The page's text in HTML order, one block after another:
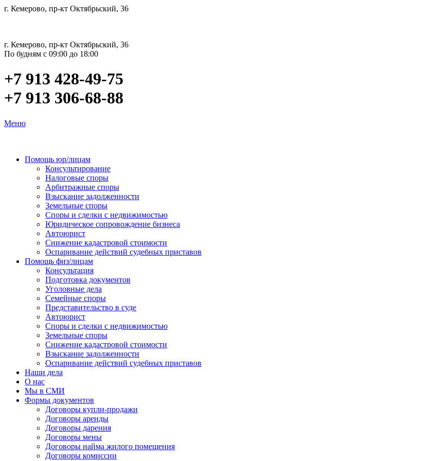
г. Кемерово, пр-кт Октябрьский, 36
г. Кемерово, пр-кт Октябрьский, 36
По будням с 09:00 до 18:00
+7 913 428-49-75
+7 913 306-68-88
Меню
Помощь юр/лицам
Консультирование
Налоговые споры
Арбитражные споры
Взыскание задолженности
Земельные споры
Споры и сделки с недвижимостью
Юридическое сопровождение бизнеса
Автоюрист
Снижение кадастровой стоимости
Оспаривание действий судебных приставов
Помощь физ/лицам
Консультация
Подготовка документов
Уголовные дела
Семейные споры
Представительство в суде
Автоюрист
Споры и сделки с недвижимостью
Земельные споры
Снижение кадастровой стоимости
Взыскание задолженности
Оспаривание действий судебных приставов
Наши дела
О нас
Мы в СМИ
Формы документов
Договоры купли-продажи
Договоры аренды
Договоры дарения
Договоры мены
Договоры найма жилого помещения
Договоры комиссии